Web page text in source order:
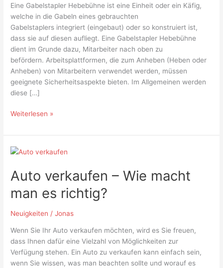
Eine Gabelstapler Hebebühne ist eine Einheit oder ein Käfig,
welche in die Gabeln eines gebrauchten
Gabelstaplers integriert (eingebaut) oder so konstruiert ist,
dass sie auf diesen aufliegt. Eine Gabelstapler Hebebühne
dient im Grunde dazu, Mitarbeiter nach oben zu
befördern. Arbeitsplattformen, die zum Anheben (Heben oder
Anheben) von Mitarbeitern verwendet werden, müssen
geeignete Sicherheitsaspekte bieten. Im Allgemeinen werden
diese […]
Weiterlesen »
Auto verkaufen – Wie macht
man es richtig?
Neuigkeiten /Jonas
Wenn Sie Ihr Auto verkaufen möchten, wird es Sie freuen,
dass Ihnen dafür eine Vielzahl von Möglichkeiten zur
Verfügung stehen. Ein Auto zu verkaufen kann einfach sein,
wenn Sie wissen, was man beachten sollte und worauf es
Auto
–
Wie
macht
es
richtig?